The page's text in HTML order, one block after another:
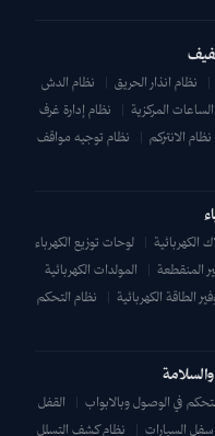
| نظام انذار الحريق |
نظام الدش
المركزية |
نظام إدارة غرف
نظام الانتركم |
نظام توجيه مواقف
الكهربائية |
لوحات توزيع الكهرباء
|
المولدات الكهربائية
الطاقة الكهربائية |
نظام التحكم
في الوصول وبالابواب |
القفل
السيارات | نظام كشف التسلل